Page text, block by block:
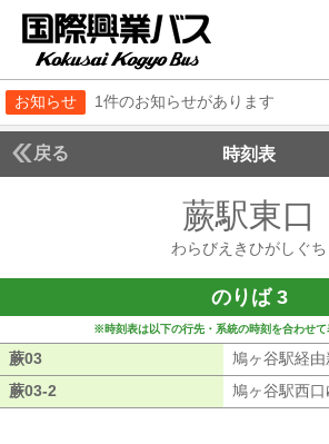
お知らせ 1件のお知らせがあります
戻る 時刻表
蕨駅東口
わらびえきひがしぐち
のりば 3
※時刻表は以下の行先・系統の時刻を合わせ
蕨03 鳩ヶ谷駅経由
蕨03-2
鳩ヶ谷駅西口